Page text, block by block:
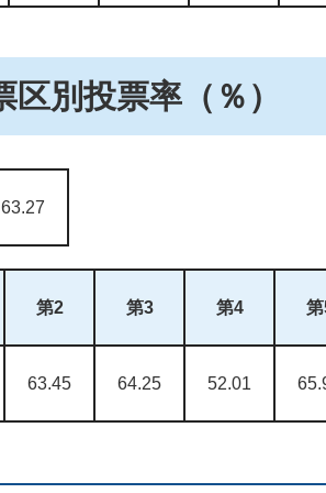
区別投票率（％）
63.27
第2 第3 第4
63.45 64.25 52.01